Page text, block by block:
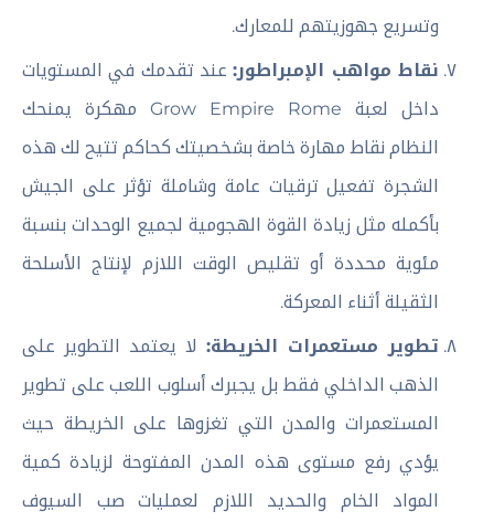
وتسريع جهوزيتهم للمعارك.
نقاط مواهب الإمبراطور:عند تقدمك في المستويات
داخل لعبة Grow Empire Rome مهكرة يمنحك
النظام نقاط مهارة خاصة بشخصيتك كحاكم تتيح لك هذه
الشجرة تفعيل ترقيات عامة وشاملة تؤثر على الجيش
بأكمله مثل زيادة القوة الهجومية لجميع الوحدات بنسبة
مئوية محددة أو تقليص الوقت اللازم لإنتاج الأسلحة
الثقيلة أثناء المعركة.
تطوير مستعمرات الخريطة: لا يعتمد التطوير على
الذهب الداخلي فقط بل يجبرك أسلوب اللعب على تطوير
المستعمرات والمدن التي تغزوها على الخريطة حيث
يؤدي رفع مستوى هذه المدن المفتوحة لزيادة كمية
المواد الخام والحديد اللازم لعمليات صب السيوف